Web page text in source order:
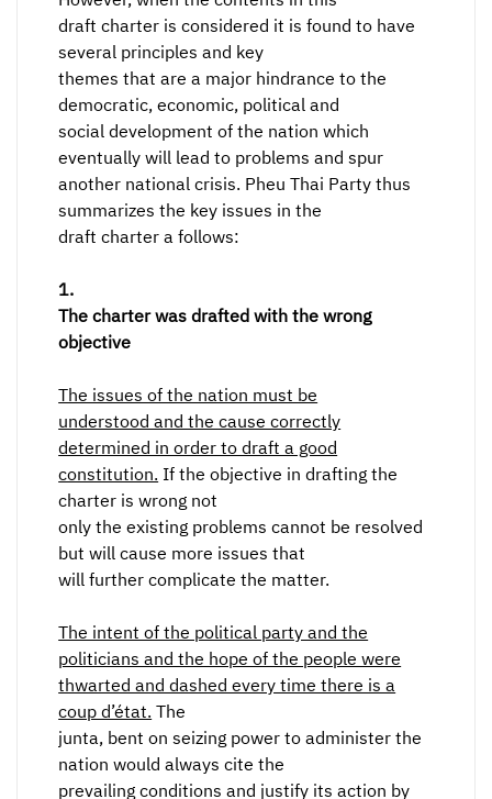
draft charter is considered it is found to have
several principles and key
themes that are a major hindrance to the
democratic, economic, political and
social development of the nation which
eventually will lead to problems and spur
another national crisis. Pheu Thai Party thus
summarizes the key issues in the
draft charter a follows:
1.
The charter was drafted with the wrong
objective
The issues of the nation must be
understood and the cause correctly
determined in order to draft a good
constitution.If the objective in drafting the
charter is wrong not
only the existing problems cannot be resolved
but will cause more issues that
will further complicate the matter.
The intent of the political party and the
politicians and the hope of the people were
thwarted and dashed every time there is a
coup d’état.The
junta, bent on seizing power to administer the
nation would always cite the
prevailing conditions and justify its action by